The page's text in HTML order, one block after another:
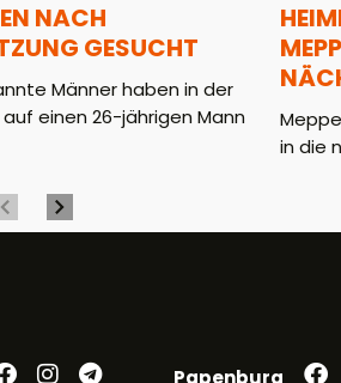
NACH
GESUCHT
Männer haben in der
einen 26-jährigen Mann
in die
Papenburg